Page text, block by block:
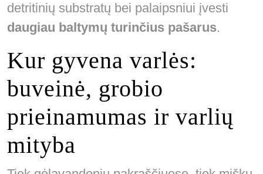
detritinių substratų bei palaipsniui įvesti
daugiau baltymų turinčius pašarus.
Kur gyvena varlės:
buveinė, grobio
prieinamumas ir varlių
mityba